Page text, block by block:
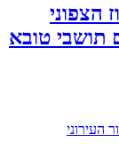
הצפוני
של 2 חשודים תושבי טובא